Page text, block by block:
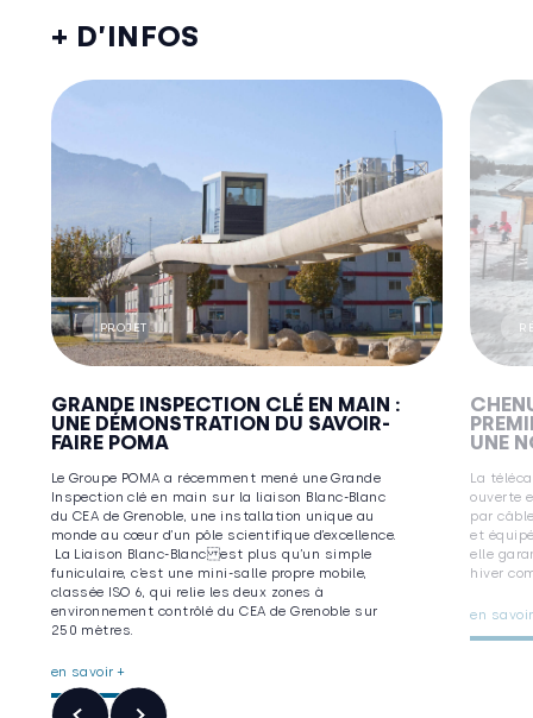
+ D’INFOS
PROJET
GRANDE INSPECTION CLÉ EN MAIN :
UNE DÉMONSTRATION DU SAVOIR-
FAIRE POMA
Le Groupe POMA a récemment mené une Grande
Inspection clé en main sur la liaison Blanc-Blanc
du CEA de Grenoble, une installation unique au
monde au cœur d’un pôle scientifique d’excellence.
La Liaison Blanc-Blanc est plus qu’un simple
funiculaire, c’est une mini-salle propre mobile,
classée ISO 6, qui relie les deux zones à
environnement contrôlé du CEA de Grenoble sur
250 mètres.
en savoir +
UNE
La
ouverte
par
et
elle
hiver
en